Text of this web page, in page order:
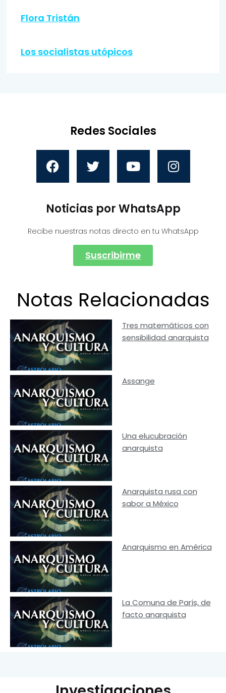
Flora Tristán
Los socialistas utópicos
Redes Sociales
Noticias por WhatsApp
Recibe nuestras notas directo en tu WhatsApp
Suscribirme
Notas Relacionadas
Tres matemáticos con
sensibilidad anarquista
Assange
Una elucubración
anarquista
Anarquista rusa con
sabor a México
Anarquismo en América
La Comuna de París, de
facto anarquista